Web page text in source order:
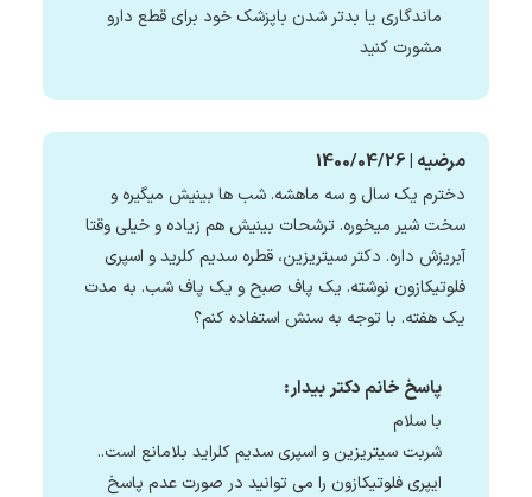
ماندگاری یا بدتر شدن باپزشک خود برای قطع دارو
مشورت کنید
مرضیه | 1400/04/26
دخترم یک سال و سه ماهشه. شب ها بینیش میگیره و
سخت شیر میخوره. ترشحات بینیش هم زیاده و خیلی وقتا
آبریزش داره. دکتر سیتریزین، قطره سدیم کلرید و اسپری
فلوتیکازون نوشته. یک پاف صبح و یک پاف شب. به مدت
یک هفته. با توجه به سنش استفاده کنم؟
پاسخ خانم دکتر بیدار:
با سلام
شربت سیتریزین و اسپری سدیم کلراید بلامانع است..
ایپری فلوتیکازون را می توانید در صورت عدم پاسخ